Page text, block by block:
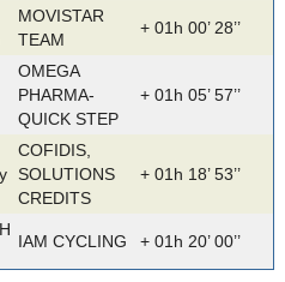
MOVISTAR
TEAM
+ 01h 00’ 28’’
OMEGA
PHARMA-
QUICK STEP
+ 01h 05’ 57’’
COFIDIS,
SOLUTIONS
CREDITS
+ 01h 18’ 53’’
IAM CYCLING + 01h 20’ 00’’